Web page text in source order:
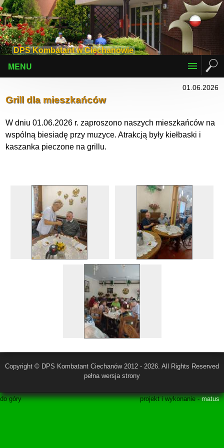
DPS Kombatant w Ciechanowie
MENU
01.06.2026
Grill dla mieszkańców
W dniu 01.06.2026 r. zaproszono naszych mieszkańców na
wspólną biesiadę przy muzyce. Atrakcją były kiełbaski i
kaszanka pieczone na grillu.
Copyright © DPS Kombatant Ciechanów 2012 - 2026. All Rights Reserved
pełna wersja strony
do góry projekt i wykonanie -matus